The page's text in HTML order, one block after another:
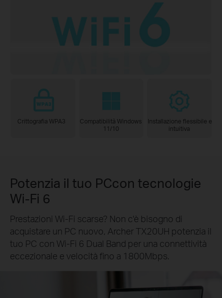
Crittografia WPA3
Compatibilità Windows
11/10
Installazione flessibile e
intuitiva
Potenzia il tuo PCcon tecnologie
Wi-Fi 6
Prestazioni Wi-Fi scarse? Non c'è bisogno di
acquistare un PC nuovo, Archer TX20UH potenzia il
tuo PC con Wi-Fi 6 Dual Band per una connettività
eccezionale e velocità fino a 1800Mbps.